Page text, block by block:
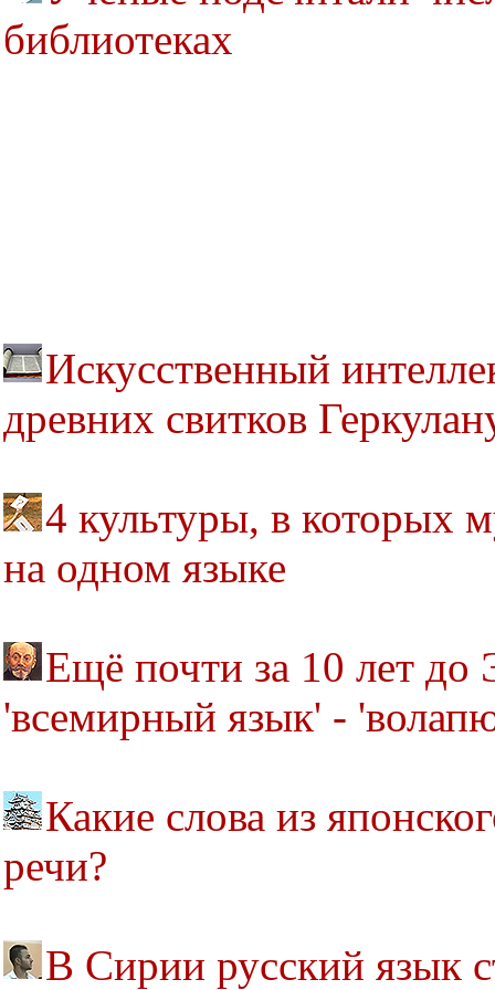
библиотеках
Искусственный
древних свитков
4 культуры, в которых
на одном языке
Ещё почти за 10 лет до
'всемирный язык' -
Какие слова из
речи?
В Сирии русский язык